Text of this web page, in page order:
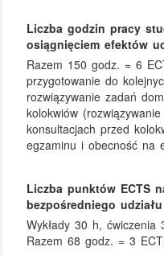
Liczba godzin pracy
osiągnięciem efektów
Razem 150 godz. = 6
przygotowanie do
rozwiązywanie zadań
kolokwiów
konsultacjach przed
egzaminu i obecność na
Liczba punktów ECTS
bezpośredniego
Wykłady 30 h,
Razem 68 godz. = 3